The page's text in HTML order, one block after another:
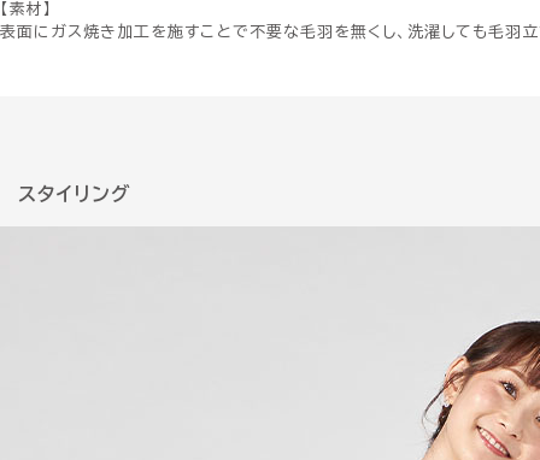
【素材】
表面にガス焼き加工を施すことで不要な毛羽を無くし、洗濯しても毛羽
スタイリング